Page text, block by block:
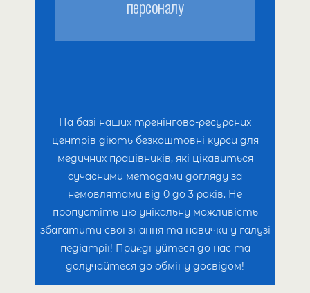
вигодовування.
Збалансована дієта для годуючих
Ефективні методи захисту від
інфекційних захворювань.
Ведення календаря вагітності
для кожного етапу.
Догляд за новонародженими.
Консультації та підтримка.
Професійний післяпологовий
патронаж для вас та вашого
персоналу
На базі наших тренінгово-ресурсних
центрів діють безкоштовні курси для
медичних працівників, які цікавиться
сучасними методами догляду за
немовлятами від 0 до 3 років. Не
пропустіть цю унікальну можливість
збагатити свої знання та навички у галузі
педіатрії! Приєднуйтеся до нас та
долучайтеся до обміну досвідом!